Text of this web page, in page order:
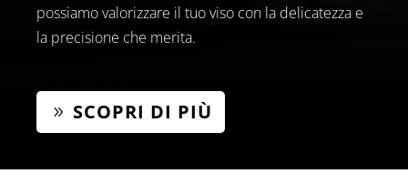
possiamo valorizzare il tuo viso con la delicatezza e
la precisione che merita.
SCOPRI DI PIÙ